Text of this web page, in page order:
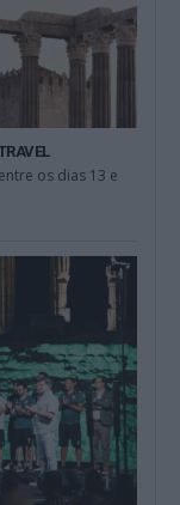
os dias 13 e